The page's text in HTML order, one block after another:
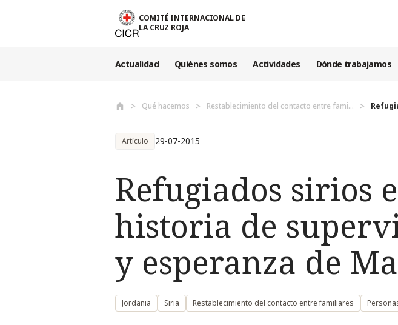
COMITÉ INTERNACIONAL DE
LA CRUZ ROJA
Actualidad Quiénes somos Actividades Dónde trabajamos
Qué hacemos Restablecimiento del contacto entre fami...
Artículo 29-07-2015
Refugiados sirios
historia de
y esperanza de
Jordania Siria Restablecimiento del contacto entre familiares